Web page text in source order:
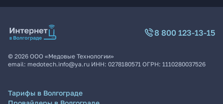
8 800 123-13-15
© 2026 ООО «Медовые Технологии»
email: medotech.info@ya.ru ИНН: 0278180571 ОГРН: 1110280037526
Тарифы в Волгограде